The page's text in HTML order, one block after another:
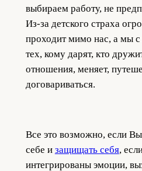
выбираем работу, не
Из-за детского страха
проходит мимо нас, а мы
тех, кому дарят, кто
отношения, меняет,
договариваться.
Все это возможно, если Вы
себе и защищать себя,
интегрированы эмоции,